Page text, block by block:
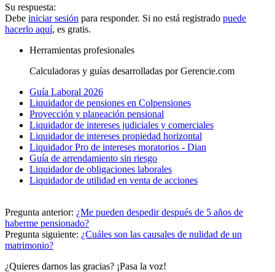
Su respuesta:
Debe iniciar sesión para responder. Si no está registrado puede
hacerlo aquí, es gratis.
Herramientas profesionales
Calculadoras y guías desarrolladas por Gerencie.com
Guía Laboral 2026
Liquidador de pensiones en Colpensiones
Proyección y planeación pensional
Liquidador de intereses judiciales y comerciales
Liquidador de intereses propiedad horizontal
Liquidador Pro de intereses moratorios - Dian
Guía de arrendamiento sin riesgo
Liquidador de obligaciones laborales
Liquidador de utilidad en venta de acciones
Pregunta anterior: ¿Me pueden despedir después de 5 años de
haberme pensionado?
Pregunta siguiente: ¿Cuáles son las causales de nulidad de un
matrimonio?
¿Quieres darnos las gracias? ¡Pasa la voz!